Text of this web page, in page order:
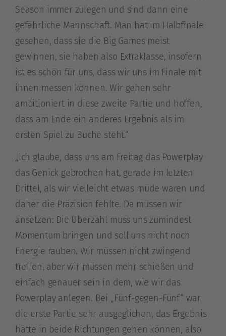
Season immer zulegen und sind dann eine
gefährliche Mannschaft. Man hat im Halbfinale
gesehen, dass sie die Big Games meist
gewinnen, sie haben also Extraklasse, insofern
ist es schön für uns, dass wir uns im Finale mit
ihnen messen können. Wir gehen sehr
ambitioniert in diese zweite Partie und hoffen,
dass am Ende ein anderes Ergebnis als im
ersten Spiel zu Buche steht.“
„Ich glaube, dass uns am Freitag das Powerplay
das Genick gebrochen hat, gerade im letzten
Drittel, als wir vielleicht etwas müde waren und
daher die Präzision fehlte. Da müssen wir
ansetzen: Die Überzahl muss uns zumindest
Momentum bringen und soll uns nicht noch
Energie rauben. Wir müssen nicht zwingend
treffen, aber wir müssen mehr schießen und
einfach genauer sein in dem, wie wir das
Powerplay anlegen. Bei „Fünf-gegen-Fünf“ war
die erste Partie sehr ausgeglichen, das Ergebnis
hätte in beide Richtungen gehen können, also